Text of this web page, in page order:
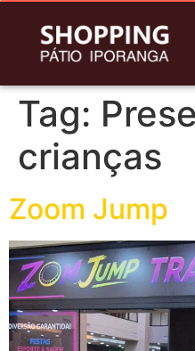
Tag:
crianças
Zoom Jump